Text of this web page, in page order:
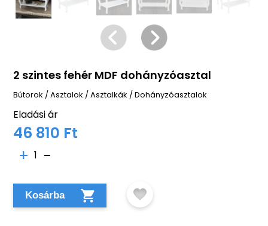
2 szintes fehér MDF dohányzóasztal
Bútorok /Asztalok /Asztalkák /Dohányzóasztalok
Eladási ár
46 810 Ft
1
Kosárba